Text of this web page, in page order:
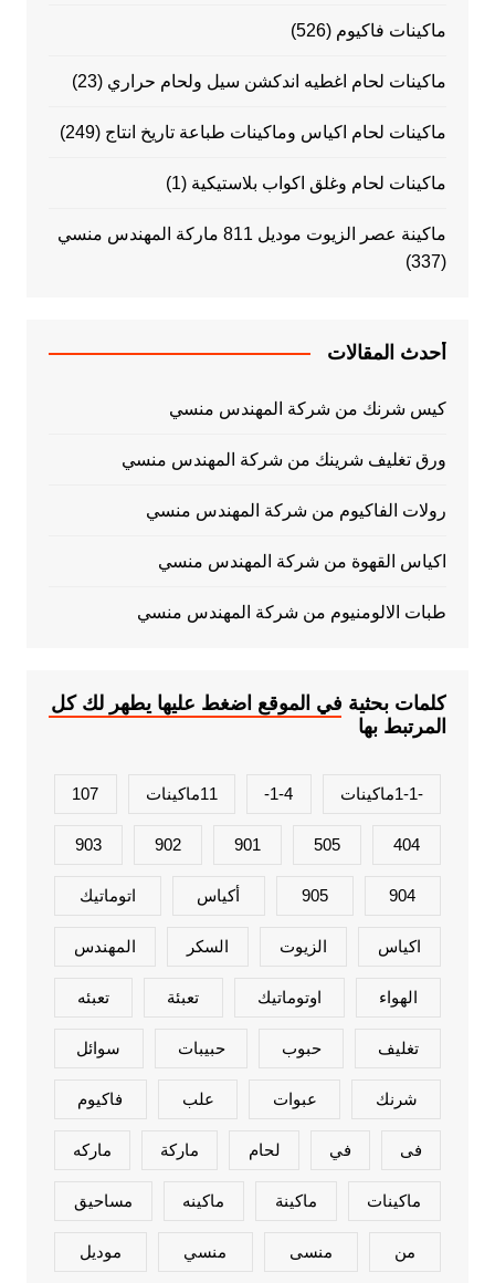
ماكينات فاكيوم (526)
ماكينات لحام اغطيه اندكشن سيل ولحام حراري (23)
ماكينات لحام اكياس وماكينات طباعة تاريخ انتاج (249)
ماكينات لحام وغلق اكواب بلاستيكية (1)
ماكينة عصر الزيوت موديل 811 ماركة المهندس منسي
(337)
أحدث المقالات
كيس شرنك من شركة المهندس منسي
ورق تغليف شرينك من شركة المهندس منسي
رولات الفاكيوم من شركة المهندس منسي
اكياس القهوة من شركة المهندس منسي
طبات الالومنيوم من شركة المهندس منسي
كلمات بحثية في الموقع اضغط عليها يطهر لك كل
المرتبط بها
-1-1ماكينات 1-4- 11ماكينات 107
404
505
901
902
903
904
905 أكياس اتوماتيك
اكياس الزيوت السكر المهندس
الهواء اوتوماتيك تعبئة تعبئه
تغليف حبوب حبيبات سوائل
شرنك عبوات علب فاكيوم
فى في لحام ماركة ماركه
ماكينات ماكينة ماكينه مساحيق
من منسى منسي موديل